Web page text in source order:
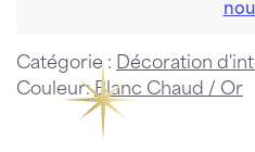
Catégorie : Décoration
Couleur:Blanc Chaud / Or